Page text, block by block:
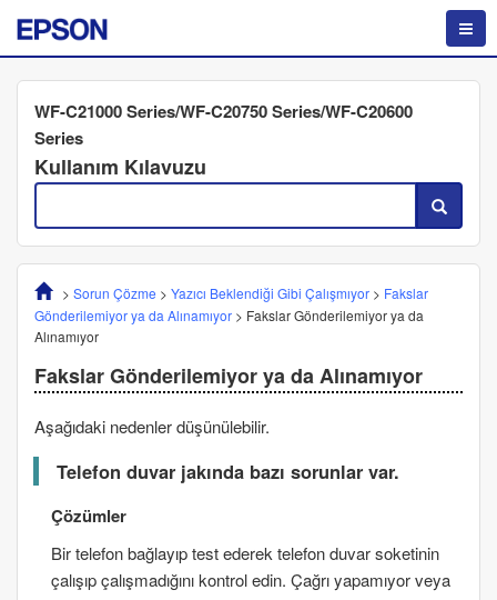
WF-C21000 Series/WF-C20750 Series/WF-C20600
Series
Kullanım Kılavuzu
> Sorun Çözme > Yazıcı Beklendiği Gibi Çalışmıyor> Fakslar
Gönderilemiyor ya da Alınamıyor > Fakslar Gönderilemiyor ya da
Alınamıyor
Fakslar Gönderilemiyor ya da Alınamıyor
Aşağıdaki nedenler düşünülebilir.
Telefon duvar jakında bazı sorunlar var.
Çözümler
Bir telefon bağlayıp test ederek telefon duvar soketinin
çalışıp çalışmadığını kontrol edin. Çağrı yapamıyor veya